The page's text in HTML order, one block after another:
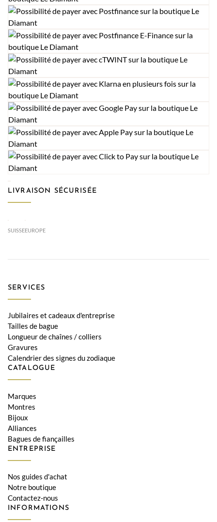
LIVRAISON SÉCURISÉE
SUISSEEUROPE
SERVICES
Jubilaires et cadeaux d'entreprise
Tailles de bague
Longueur de chaînes / colliers
Gravures
Calendrier des signes du zodiaque
CATALOGUE
Marques
Montres
Bijoux
Alliances
Bagues de fiançailles
ENTREPRISE
Nos guides d'achat
Notre boutique
Contactez-nous
INFORMATIONS